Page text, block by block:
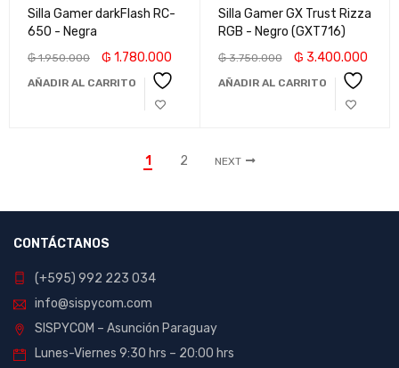
Silla Gamer darkFlash RC-
650 - Negra
₲1.950.000 ₲ 1.780.000
AÑADIR AL CARRITO
Silla Gamer GX Trust Rizza
RGB - Negro (GXT716)
₲3.750.000 ₲ 3.400.000
AÑADIR AL CARRITO
1 2 NEXT
CONTÁCTANOS
(+595) 992 223 034
info@sispycom.com
SISPYCOM – Asunción Paraguay
Lunes-Viernes 9:30 hrs – 20:00 hrs